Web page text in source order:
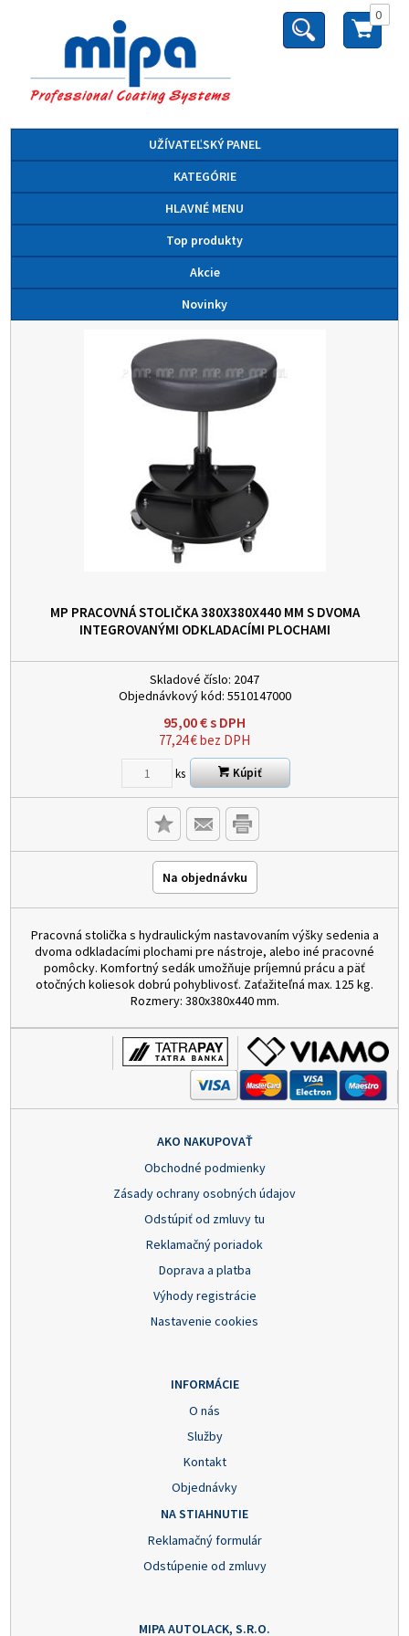
0
UŽÍVATEĽSKÝ PANEL
KATEGÓRIE
HLAVNÉ MENU
Top produkty
Akcie
Novinky
MP PRACOVNÁ STOLIČKA 380X380X440 MM S DVOMA
INTEGROVANÝMI ODKLADACÍMI PLOCHAMI
Skladové číslo: 2047
Objednávkový kód: 5510147000
95,00€s DPH
77,24€bez DPH
ks Kúpiť
Na objednávku
Pracovná stolička s hydraulickým nastavovaním výšky sedenia a
dvoma odkladacími plochami pre nástroje, alebo iné pracovné
pomôcky. Komfortný sedák umožňuje príjemnú prácu a päť
otočných koliesok dobrú pohyblivosť. Zaťažiteľná max. 125 kg.
Rozmery: 380x380x440 mm.
AKO NAKUPOVAŤ
Obchodné podmienky
Zásady ochrany osobných údajov
Odstúpiť od zmluvy tu
Reklamačný poriadok
Doprava a platba
Výhody registrácie
Nastavenie cookies
INFORMÁCIE
O nás
Služby
Kontakt
Objednávky
NA STIAHNUTIE
Reklamačný formulár
Odstúpenie od zmluvy
MIPA AUTOLACK, S.R.O.